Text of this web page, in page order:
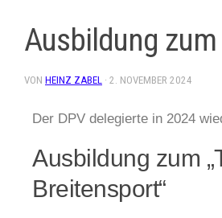
Ausbildung zum
VON HEINZ ZABEL · 2. NOVEMBER 2024
Der DPV delegierte in 2024
Ausbildung zum
Breitensport“